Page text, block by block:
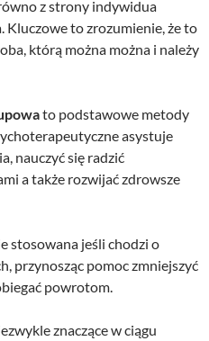
z strony indywidua
Kluczowe to zrozumienie, że to
którą można można i należy
to podstawowe metody
asystuje
nauczyć się radzić
a także rozwijać zdrowsze
stosowana jeśli chodzi o
przynosząc pomoc zmniejszyć
powrotom.
znaczące w ciągu